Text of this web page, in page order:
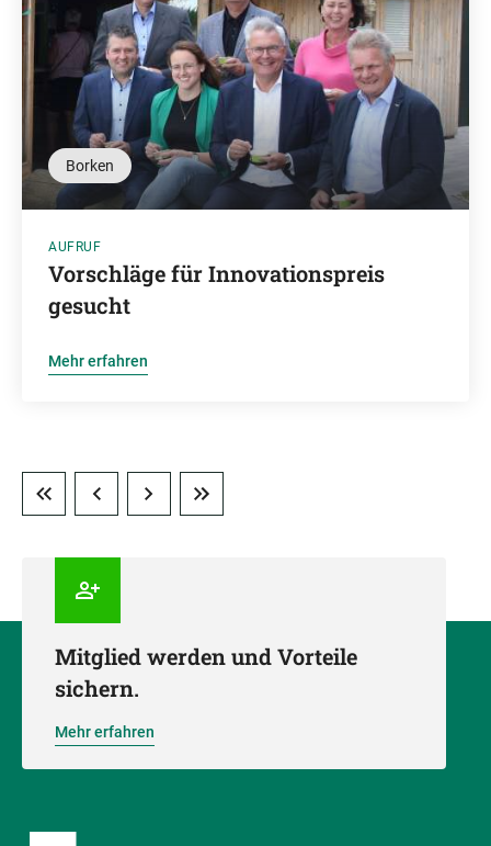
Borken
AUFRUF
Vorschläge für Innovationspreis
gesucht
Mehr erfahren
Mitglied werden und Vorteile
sichern.
Mehr erfahren